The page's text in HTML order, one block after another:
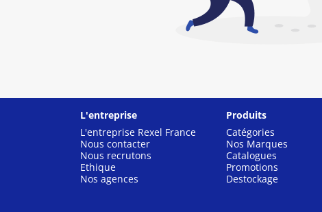
L'entreprise
L'entreprise Rexel France
Nous contacter
Nous recrutons
Ethique
Nos agences
Produits
Catégories
Nos Marques
Catalogues
Promotions
Destockage